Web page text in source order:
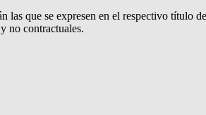
las que se expresen en el respectivo
no contractuales.